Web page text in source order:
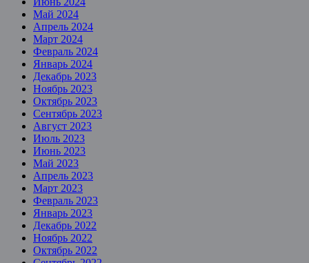
Май 2024
Апрель 2024
Март 2024
Февраль 2024
Январь 2024
Декабрь 2023
Ноябрь 2023
Октябрь 2023
Сентябрь 2023
Август 2023
Июль 2023
Июнь 2023
Май 2023
Апрель 2023
Март 2023
Февраль 2023
Январь 2023
Декабрь 2022
Ноябрь 2022
Октябрь 2022